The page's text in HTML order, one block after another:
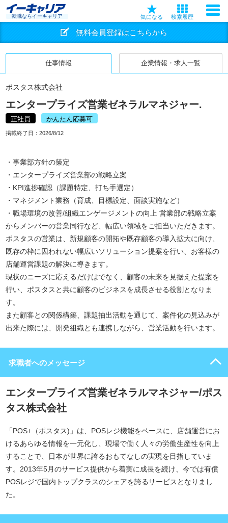
転職ならイーキャリア 気になる 検索履歴
無料会員登録はこちらから
仕事情報 企業情報・求人一覧
ポスタス株式会社
エンタープライズ営業ゼネラルマネジャー.
正社員 かんたん応募可
掲載終了日： 2026/8/12
・事業部方針の策定
・エンタープライズ営業部の戦略立案
・KPI進捗確認（課題特定、打ち手選定）
・マネジメント業務（育成、目標設定、面談実施など）
・職場環境の改善/組織エンゲージメントの向上 営業部の戦略立案
からメンバーの営業同行など、幅広い領域をご担当いただきます。
ポスタスの営業は、新規顧客の開拓や既存顧客の導入拡大に向け、
既存の枠に囚われない幅広いソリューション提案を行い、お客様の
店舗運営課題の解決に導きます。
現状のニーズに応えるだけはでなく、顧客の未来を見据えた提案を
行い、ポスタスと共に顧客のビジネスを成長させる役割となりま
す。
また顧客との関係構築、課題抽出活動を通じて、案件化の見込みが
出来た際には、開発組織とも連携しながら、営業活動を行います。
求職者へのメッセージ
エンタープライズ営業ゼネラルマネジャー/ポス
タス株式会社
「POS+（ポスタス)」は、POSレジ機能をベースに、店舗運営にお
けるあらゆる情報を一元化し、現場で働く人々の労働生産性を向上
することで、日本が世界に誇るおもてなしの実現を目指していま
す。2013年5月のサービス提供から着実に成長を続け、今では有償
POSレジで国内トップクラスのシェアを誇るサービスとなりまし
た。